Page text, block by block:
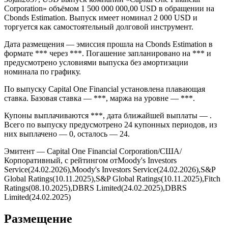
Corporation» объёмом 1 500 000 000,00 USD в обращении на
Cbonds Estimation. Выпуск имеет номинал 2 000 USD и
торгуется как самостоятельный долговой инструмент.
Дата размещения — эмиссия прошла на Cbonds Estimation в
формате *** через ***. Погашение запланировано на *** и
предусмотрено условиями выпуска без амортизации
номинала по графику.
По выпуску Capital One Financial установлена плавающая
ставка. Базовая ставка — ***, маржа на уровне — ***.
Купоны выплачиваются ***, дата ближайшей выплаты — .
Всего по выпуску предусмотрено 24 купонных периодов, из
них выплачено — 0, осталось — 24.
Эмитент — Capital One Financial Corporation/США/
Корпоративный, с рейтингом отMoody's Investors
Service(24.02.2026),Moody's Investors Service(24.02.2026),S&P
Global Ratings(10.11.2025),S&P Global Ratings(10.11.2025),Fitch
Ratings(08.10.2025),DBRS Limited(24.02.2025),DBRS
Limited(24.02.2025)
Размещение